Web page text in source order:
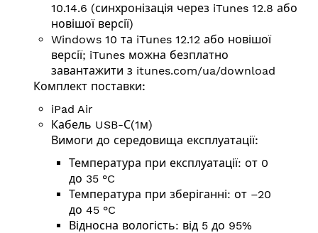
10.14.6 (синхронізація через iTunes 12.8 або
новішої версії)
Windows 10 та iTunes 12.12 або новішої
версії; iTunes можна безплатно
завантажити з itunes.com/ua/download
Комплект поставки:
iPad Air
Кабель USB-С(1м)
Вимоги до середовища експлуатації:
Температура при експлуатації: от 0
до 35 °C
Температура при зберіганні: от –20
до 45 °C
Відносна вологість: від 5 до 95%